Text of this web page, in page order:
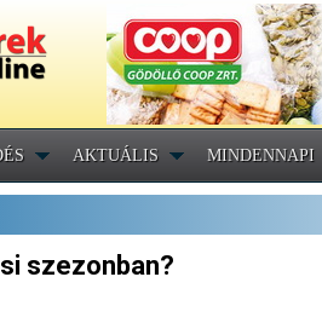
AKTUÁLIS MINDENNAPI
szezonban?